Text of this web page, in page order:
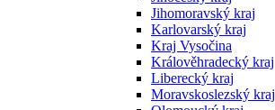
Jihomoravský kraj
Karlovarský kraj
Kraj Vysočina
Králověhradecký kraj
Liberecký kraj
Moravskoslezský kraj